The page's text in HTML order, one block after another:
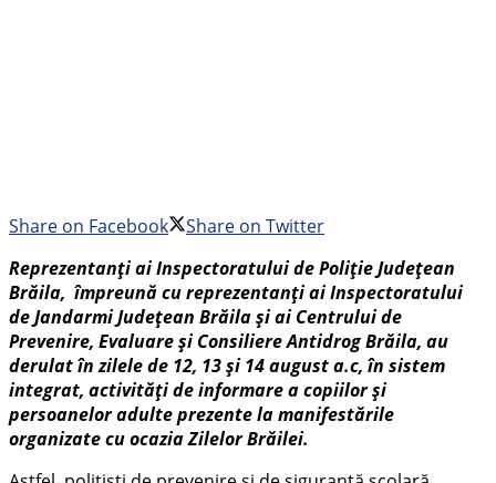
Share on Facebook
Share on Twitter
Reprezentanți ai Inspectoratului de Poliție Județean
Brăila, împreună cu reprezentanți ai Inspectoratului
de Jandarmi Județean Brăila și ai Centrului de
Prevenire, Evaluare și Consiliere Antidrog Brăila, au
derulat în zilele de 12, 13 și 14 august a.c, în sistem
integrat, activități de informare a copiilor și
persoanelor adulte prezente la manifestările
organizate cu ocazia Zilelor Brăilei.